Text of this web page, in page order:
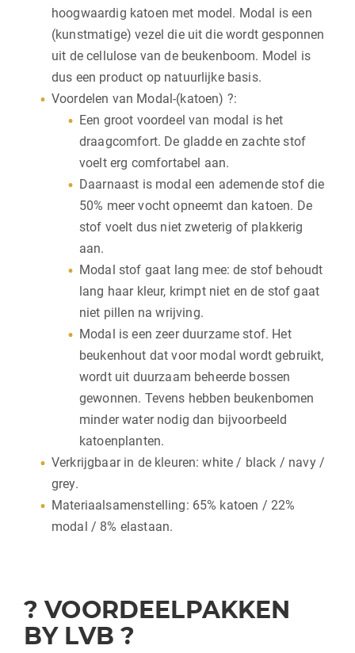
hoogwaardig katoen met model. Modal is een
(kunstmatige) vezel die uit die wordt gesponnen
uit de cellulose van de beukenboom. Model is
dus een product op natuurlijke basis.
Voordelen van Modal-(katoen) ?:
Een groot voordeel van modal is het
draagcomfort. De gladde en zachte stof
voelt erg comfortabel aan.
Daarnaast is modal een ademende stof die
50% meer vocht opneemt dan katoen. De
stof voelt dus niet zweterig of plakkerig
aan.
Modal stof gaat lang mee: de stof behoudt
lang haar kleur, krimpt niet en de stof gaat
niet pillen na wrijving.
Modal is een zeer duurzame stof. Het
beukenhout dat voor modal wordt gebruikt,
wordt uit duurzaam beheerde bossen
gewonnen. Tevens hebben beukenbomen
minder water nodig dan bijvoorbeeld
katoenplanten.
Verkrijgbaar in de kleuren: white / black / navy /
grey.
Materiaalsamenstelling: 65% katoen / 22%
modal / 8% elastaan.
? VOORDEELPAKKEN
BY LVB ?